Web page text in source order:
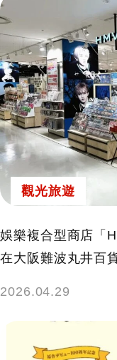
觀光旅遊
娛樂複合型商店「
在大阪難波丸井百
2026.04.29